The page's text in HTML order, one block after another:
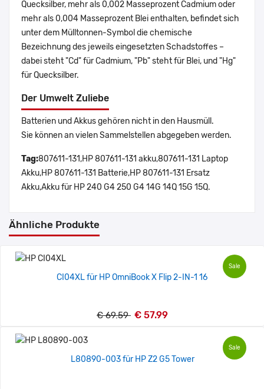
Quecksilber, mehr als 0,002 Masseprozent Cadmium oder
mehr als 0,004 Masseprozent Blei enthalten, befindet sich
unter dem Mülltonnen-Symbol die chemische
Bezeichnung des jeweils eingesetzten Schadstoffes –
dabei steht "Cd" für Cadmium, "Pb" steht für Blei, und "Hg"
für Quecksilber.
Der Umwelt Zuliebe
Batterien und Akkus gehören nicht in den Hausmüll.
Sie können an vielen Sammelstellen abgegeben werden.
Tag:807611-131,HP 807611-131 akku,807611-131 Laptop
Akku,HP 807611-131 Batterie,HP 807611-131 Ersatz
Akku,Akku für HP 240 G4 250 G4 14G 14Q 15G 15Q.
Ähnliche Produkte
Sale
CI04XL für HP OmniBook X Flip 2-IN-1 16
€ 69.59 € 57.99
Sale
L80890-003 für HP Z2 G5 Tower